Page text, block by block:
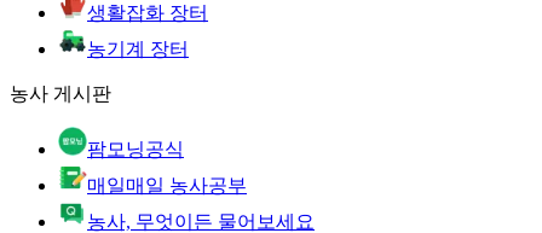
생활잡화 장터
농기계 장터
농사 게시판
팜모닝공식
매일매일 농사공부
농사, 무엇이든 물어보세요